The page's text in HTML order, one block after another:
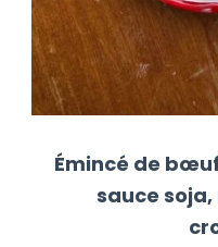
Émincé de
sauce